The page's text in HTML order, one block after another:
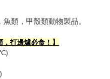
類，甲殼類動物製品。
打邊爐必食！】